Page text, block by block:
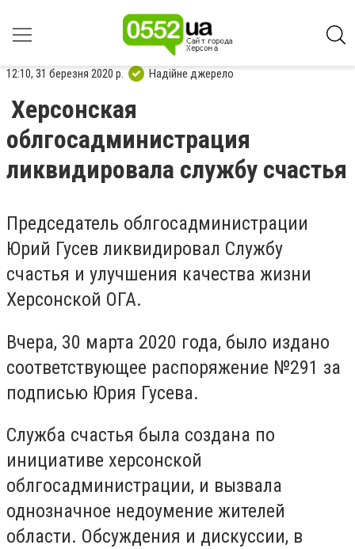
12:10, 31 березня 2020 р. Надійне джерело
Херсонская
облгосадминистрация
ликвидировала службу счастья
Председатель облгосадминистрации
Юрий Гусев ликвидировал Службу
счастья и улучшения качества жизни
Херсонской ОГА.
Вчера, 30 марта 2020 года, было издано
соответствующее распоряжение №291 за
подписью Юрия Гусева.
Служба счастья была создана по
инициативе херсонской
облгосадминистрации, и вызвала
однозначное недоумение жителей
области. Обсуждения и дискуссии, в